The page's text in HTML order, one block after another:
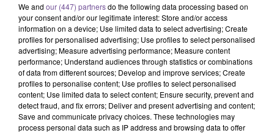
DERNIERS TITRES
8h09
8h09 8h04
8h04 7h55
7h55
We and our (447) partnersdo the following data processing based on
your consent and/or our legitimate interest: Store and/or access
information on a device; Use limited data to select advertising; Create
profiles for personalised advertising; Use profiles to select personalised
advertising; Measure advertising performance; Measure content
performance; Understand audiences through statistics or combinations
of data from different sources; Develop and improve services; Create
profiles to personalise content; Use profiles to select personalised
content; Use limited data to select content; Ensure security, prevent and
detect fraud, and fix errors; Deliver and present advertising and content;
Save and communicate privacy choices. These technologies may
process personal data such as IP address and browsing data to offer